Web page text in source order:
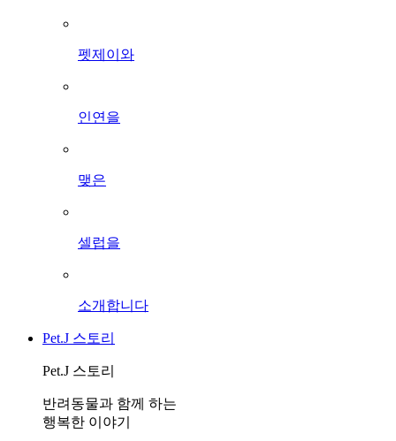
펫제이와
인연을
맺은
셀럽을
소개합니다
Pet.J 스토리
Pet.J 스토리
반려동물과 함께 하는
행복한 이야기